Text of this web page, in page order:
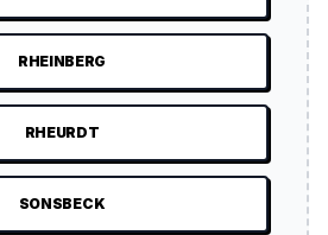
RHEINBERG
RHEURDT
SONSBECK